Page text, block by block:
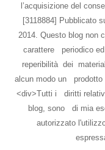
l’acquisizione del
[3118884] Pubblicato
2014. Questo blog non
carattere periodico ed
reperibilità dei
alcun modo un prodotto
<div>Tutti i diritti
blog, sono di mia
autorizzato